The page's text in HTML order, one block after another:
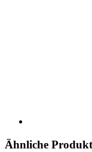
Ähnliche